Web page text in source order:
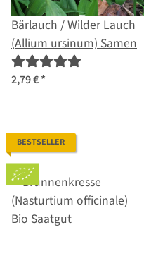
Bärlauch / Wilder Lauch
(Allium ursinum) Samen
2,79 €*
BESTSELLER